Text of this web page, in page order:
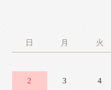
日 月 火
2 3 4